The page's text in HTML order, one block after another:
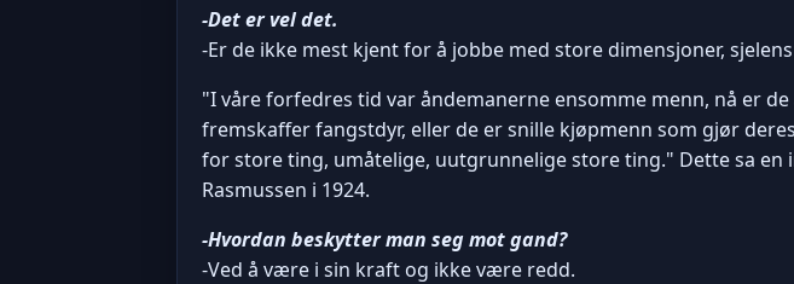
-Det er vel det.
-Er de ikke mest kjent for å jobbe med store dimensjoner,
"I våre forfedres tid var åndemanerne ensomme menn, nå er
fremskaffer fangstdyr, eller de er snille kjøpmenn som gjør
for store ting, umåtelige, uutgrunnelige store ting." Dette sa
Rasmussen i 1924.
-Hvordan beskytter man seg mot gand?
-Ved å være i sin kraft og ikke være redd.